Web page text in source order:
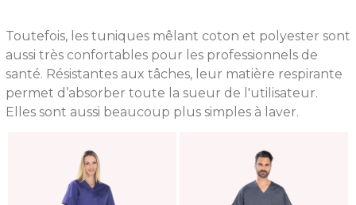
Toutefois, les tuniques mêlant coton et polyester sont
aussi très confortables pour les professionnels de
santé. Résistantes aux tâches, leur matière respirante
permet d’absorber toute la sueur de l'utilisateur.
Elles sont aussi beaucoup plus simples à laver.